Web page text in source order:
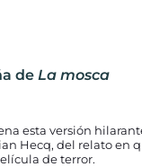
de La mosca
esta versión
Hecq, del relato en
de terror.